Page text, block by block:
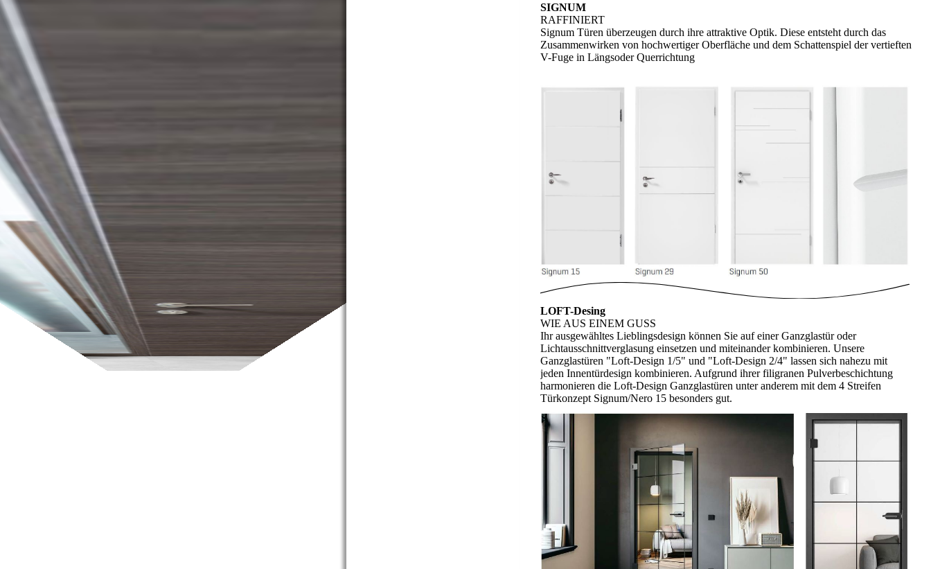
SIGNUM
RAFFINIERT
Signum Türen überzeugen durch ihre attraktive Optik. Diese entsteht durch das
Zusammenwirken von hochwertiger Oberfläche und dem Schattenspiel der vertieften
V-Fuge in Längsoder Querrichtung
LOFT-Desing
WIE AUS EINEM GUSS
Ihr ausgewähltes Lieblingsdesign können Sie auf einer Ganzglastür oder
Lichtausschnittverglasung einsetzen und miteinander kombinieren. Unsere
Ganzglastüren "Loft-Design 1/5" und "Loft-Design 2/4" lassen sich nahezu mit
jeden Innentürdesign kombinieren. Aufgrund ihrer filigranen Pulverbeschichtung
harmonieren die Loft-Design Ganzglastüren unter anderem mit dem 4 Streifen
Türkonzept Signum/Nero 15 besonders gut.